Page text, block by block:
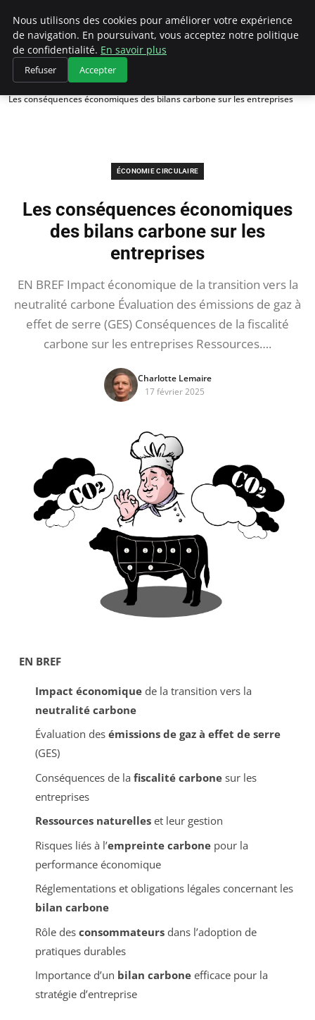
Climategatecountryclub.com
Accueil
Économie circulaire
Les conséquences économiques des bilans carbone sur les entreprises
ÉCONOMIE CIRCULAIRE
Les conséquences économiques
des bilans carbone sur les
entreprises
EN BREF Impact économique de la transition vers la
neutralité carbone Évaluation des émissions de gaz à
effet de serre (GES) Conséquences de la fiscalité
carbone sur les entreprises Ressources….
Charlotte Lemaire
17 février 2025
EN BREF
Impact économiquede la transition vers la
neutralité carbone
Évaluation des émissions de gaz à effet de serre
(GES)
Conséquences de la fiscalité carbonesur les
entreprises
Ressources naturelleset leur gestion
Risques liés à l’empreinte carbonepour la
performance économique
Réglementations et obligations légales concernant les
bilan carbone
Rôle des consommateursdans l’adoption de
pratiques durables
Importance d’un bilan carboneefficace pour la
stratégie d’entreprise
Nous utilisons des cookies pour améliorer votre expérience
de navigation. En poursuivant, vous acceptez notre politique
de confidentialité. En savoir plus
Refuser Accepter